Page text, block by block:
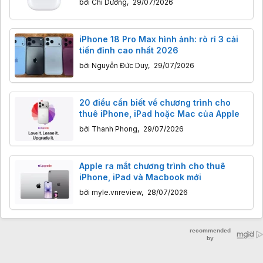
bởi Chi Dương, 29/07/2026
iPhone 18 Pro Max hình ảnh: rò rỉ 3 cải
tiến đỉnh cao nhất 2026
bởi Nguyễn Đức Duy, 29/07/2026
20 điều cần biết về chương trình cho
thuê iPhone, iPad hoặc Mac của Apple
bởi Thanh Phong, 29/07/2026
Apple ra mắt chương trình cho thuê
iPhone, iPad và Macbook mới
bởi myle.vnreview, 28/07/2026